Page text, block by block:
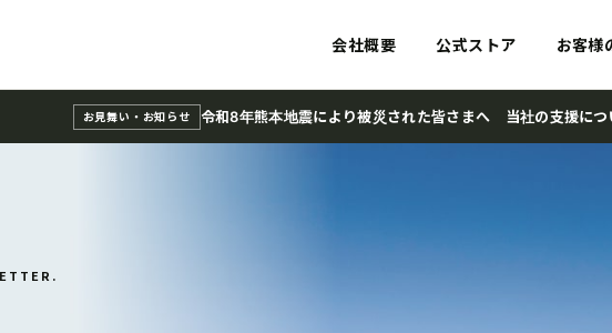
会社概要 公式ストア お客様
お見舞い・お知らせ 令和8年熊本地震により被災された皆さまへ 当社の支援につ